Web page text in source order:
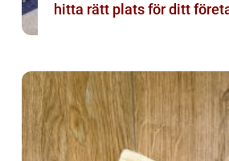
hitta rätt plats för ditt